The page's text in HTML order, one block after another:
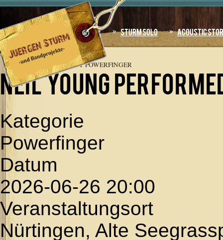
Home Sturm Solo Acoustic
AKTUELLE SEITE:
STARTSEITE »
TERMINE » NEIL
YOUNG PERFORMED BY POWERFINGER
NEIL YOUNG
Kategorie
Powerfinger
Datum
2026-06-26 20:00
Veranstaltungsort
Nürtingen, Alte
JahrMonat
JahrMonat